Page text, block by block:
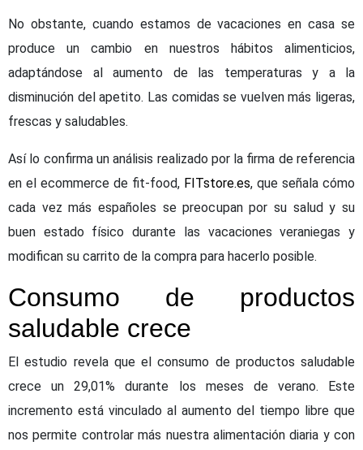
No obstante, cuando estamos de vacaciones en casa se
produce un cambio en nuestros hábitos alimenticios,
adaptándose al aumento de las temperaturas y a la
disminución del apetito. Las comidas se vuelven más ligeras,
frescas y saludables.
Así lo confirma un análisis realizado por la firma de referencia
en el ecommerce de fit-food, FITstore.es, que señala cómo
cada vez más españoles se preocupan por su salud y su
buen estado físico durante las vacaciones veraniegas y
modifican su carrito de la compra para hacerlo posible.
Consumo de productos
saludable crece
El estudio revela que el consumo de productos saludable
crece un 29,01% durante los meses de verano. Este
incremento está vinculado al aumento del tiempo libre que
nos permite controlar más nuestra alimentación diaria y con